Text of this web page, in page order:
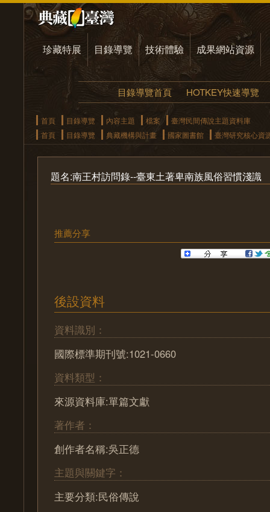
珍藏特展 目錄導覽 技術體驗 成果網站資源
目錄導覽首頁 HOTKEY快速導覽
首頁 目錄導覽 內容主題 檔案
臺灣民間傳說主題資料庫
首頁
目錄導覽 典藏機構與計畫 國家圖書館 臺灣研究核心資
題名:南王村訪問錄--臺東土著卑南族風俗習慣淺識
推薦分享
後設資料
資料識別：
國際標準期刊號:1021-0660
資料類型：
來源資料庫:單篇文獻
著作者：
創作者名稱:吳正德
主題與關鍵字：
主要分類:民俗傳說